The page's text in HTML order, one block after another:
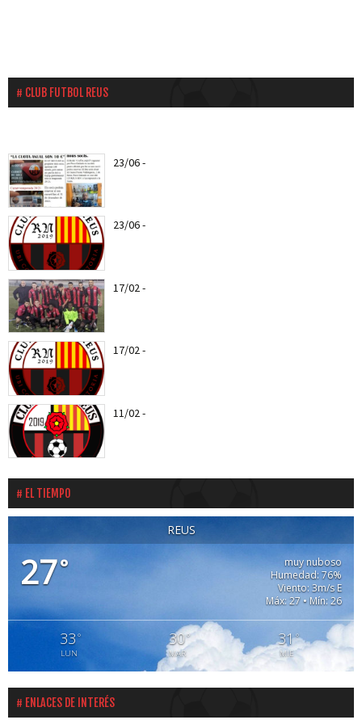
CLUB FUTBOL REUS
23/06-
23/06-
17/02-
17/02-
11/02-
EL TIEMPO
REUS
27°
muy nuboso
Humedad: 76%
Viento: 3m/s E
Máx: 27 • Mín: 26
33°
LUN
30°
MAR
31°
MIE
ENLACES DE INTERÉS